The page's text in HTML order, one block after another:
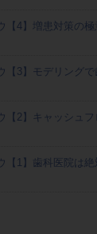
【4】増患対策の
【3】モデリング
【2】キャッシュフ
【1】歯科医院は